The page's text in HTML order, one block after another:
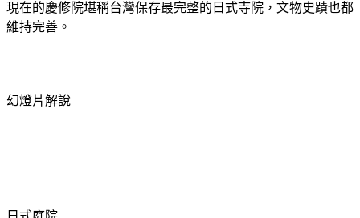
現在的慶修院堪稱台灣保存最完整的日式寺院，文物史蹟也都
維持完善。
幻燈片解說